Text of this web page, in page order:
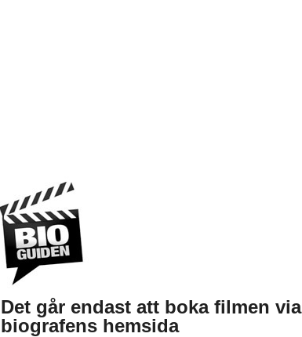
Det går endast att boka filmen via
biografens hemsida